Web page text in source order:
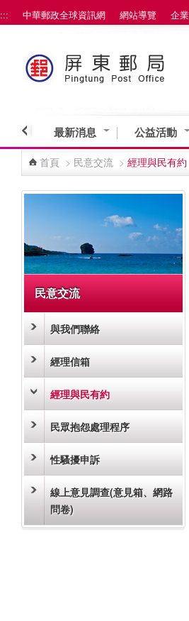
跳到主要內容區塊
::: 中華郵政全球資訊網 網站導覽 企
最新消息 公益活動
首頁 > 民意交流 > 經理與民有約
民意交流
與我們聯絡
經理信箱
經理與民有約
民眾抱怨處理程序
性騷擾申訴
線上意見調查(意見箱、網路
問卷)